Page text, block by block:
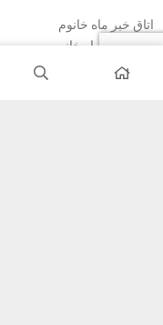
اتاق خبر ماه خانوم
فروش در ماه خانوم
همکاری با سازمان‌ها